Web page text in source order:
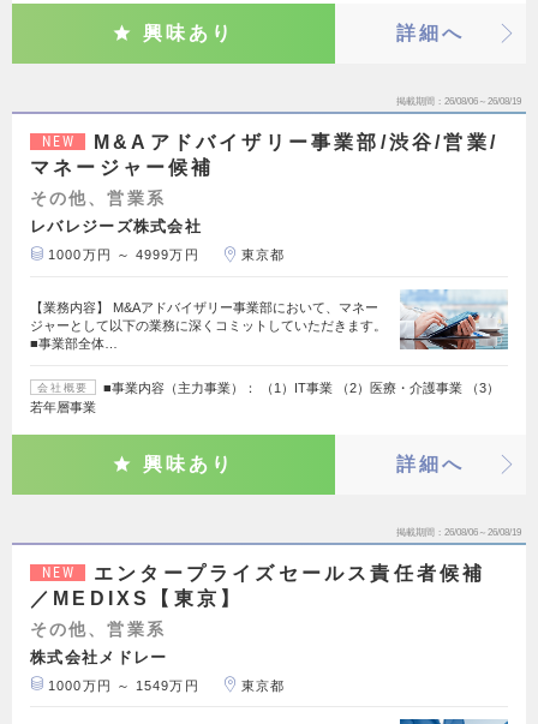
興味あり 詳細へ
掲載期間 26/08/06～26/08/19
NEW
M&Aアドバイザリー事業部/渋谷/営業/
マネージャー候補
その他、営業系
レバレジーズ株式会社
1000万円 ～ 4999万円 東京都
【業務内容】 M&Aアドバイザリー事業部において、マネー
ジャーとして以下の業務に深くコミットしていただきます。
■事業部全体…
会社概要
■事業内容（主力事業）： （1）IT事業 （2）医療・介護事業 （3）
若年層事業
興味あり 詳細へ
掲載期間 26/08/06～26/08/19
NEW
エンタープライズセールス責任者候補
／MEDIXS【東京】
その他、営業系
株式会社メドレー
1000万円 ～ 1549万円 東京都